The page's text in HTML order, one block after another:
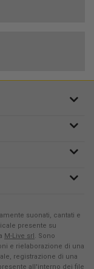
suonati, cantati e
presente su
M-Live srl. Sono
e rielaborazione di una
registrazione di una
all'interno dei file